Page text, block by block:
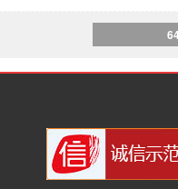
上